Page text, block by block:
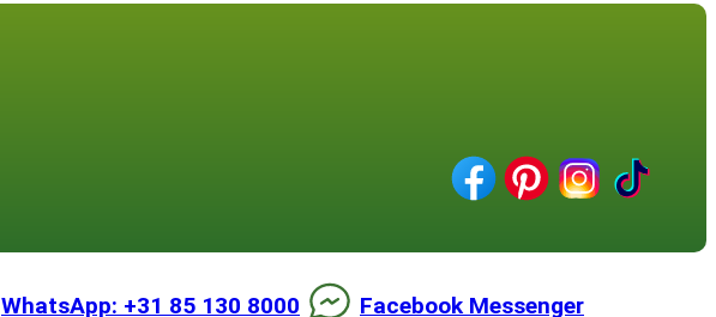
WhatsApp: +31 85 130 8000 Facebook Messenger